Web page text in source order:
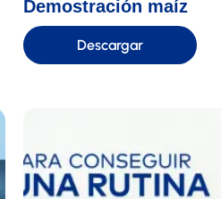
Demostración maíz
Descargar